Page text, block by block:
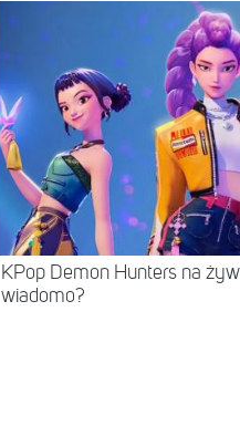
KPop Demon Hunters na
wiadomo?